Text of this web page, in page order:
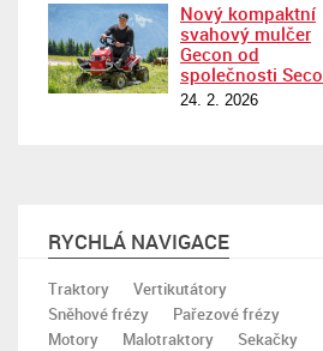
Nový kompaktní
svahový mulčer
Gecon od
společnosti Seco
24. 2. 2026
RYCHLÁ NAVIGACE
Traktory
Vertikutátory
Sněhové frézy
Pařezové frézy
Motory
Malotraktory Sekačky